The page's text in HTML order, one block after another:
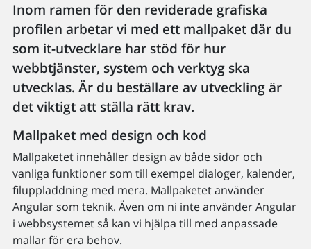
Inom ramen för den reviderade grafiska
profilen arbetar vi med ett mallpaket där du
som it-utvecklare har stöd för hur
webbtjänster, system och verktyg ska
utvecklas. Är du beställare av utveckling är
det viktigt att ställa rätt krav.
Mallpaket med design och kod
Mallpaketet innehåller design av både sidor och
vanliga funktioner som till exempel dialoger, kalender,
filuppladdning med mera. Mallpaketet använder
Angular som teknik. Även om ni inte använder Angular
i webbsystemet så kan vi hjälpa till med anpassade
mallar för era behov.